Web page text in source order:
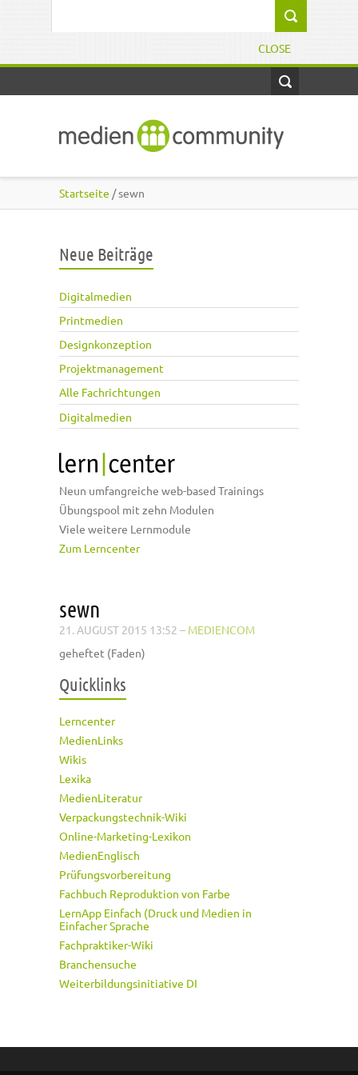
CLOSE
Startseite / sewn
Neue Beiträge
Digitalmedien
Printmedien
Designkonzeption
Projektmanagement
Alle Fachrichtungen
Digitalmedien
Neun umfangreiche web-based Trainings
Übungspool mit zehn Modulen
Viele weitere Lernmodule
Zum Lerncenter
sewn
21. AUGUST 2015 13:52 – MEDIENCOM
geheftet (Faden)
Quicklinks
Lerncenter
MedienLinks
Wikis
Lexika
MedienLiteratur
Verpackungstechnik-Wiki
Online-Marketing-Lexikon
MedienEnglisch
Prüfungsvorbereitung
Fachbuch Reproduktion von Farbe
LernApp Einfach (Druck und Medien in
Einfacher Sprache
Fachpraktiker-Wiki
Branchensuche
Weiterbildungsinitiative DI